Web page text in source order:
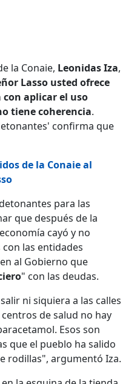
la Conaie, Leonidas Iza,
Lasso usted ofrece
aplicar el uso
tiene coherencia.
confirma que
de la Conaie al
para las
que después de la
cayó y no
las entidades
al Gobierno que
" con las deudas.
ni siquiera a las calles
de salud no hay
Esos son
que el pueblo ha salido
rodillas", argumentó Iza.